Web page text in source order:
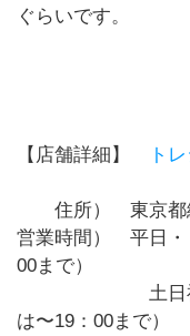
ぐらいです。
【店舗詳細】 ト
住所） 東京都
営業時間） 平日・
00まで）
土日祝・・・
は〜19：00まで）